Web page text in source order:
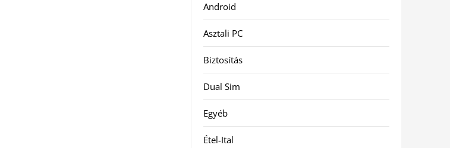
Android
Asztali PC
Biztosítás
Dual Sim
Egyéb
Étel-Ital